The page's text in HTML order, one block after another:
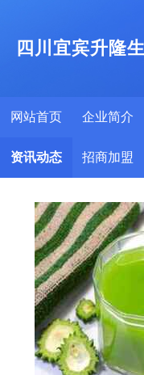
四川宜宾升隆
网站首页 企业简介
资讯动态 招商加盟